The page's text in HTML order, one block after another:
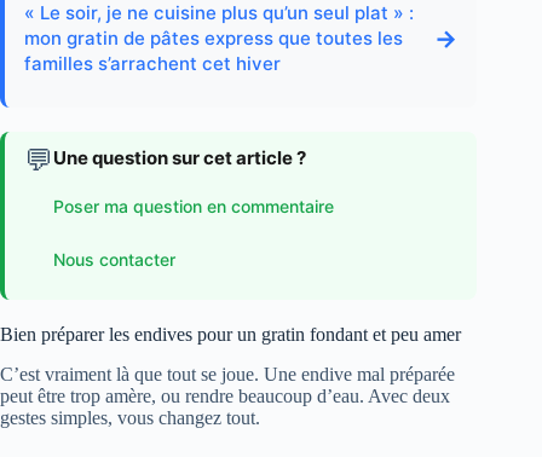
« Le soir, je ne cuisine plus qu’un seul plat » :
mon gratin de pâtes express que toutes les
familles s’arrachent cet hiver
→
💬 Une question sur cet article ?
Poser ma question en commentaire
Nous contacter
Bien préparer les endives pour un gratin fondant et peu amer
C’est vraiment là que tout se joue. Une endive mal préparée
peut être trop amère, ou rendre beaucoup d’eau. Avec deux
gestes simples, vous changez tout.